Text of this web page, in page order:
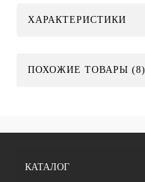
ХАРАКТЕРИСТИКИ
ПОХОЖИЕ ТОВАРЫ (8)
КАТАЛОГ